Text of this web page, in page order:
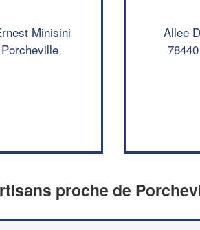
Minisini
Allee
proche de